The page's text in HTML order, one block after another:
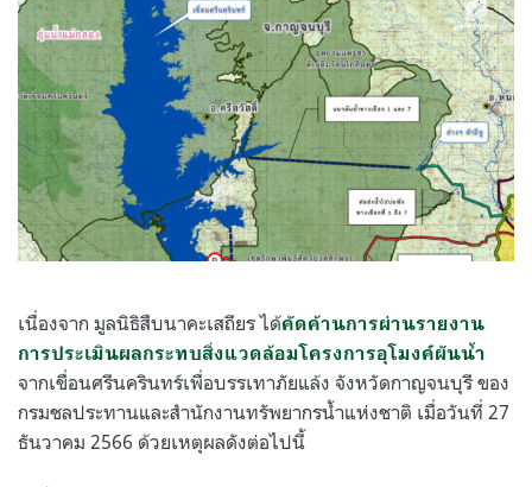
เนื่องจาก มูลนิธิสืบนาคะเสถียร ได้คัดค้านการผ่านรายงาน
การประเมินผลกระทบสิ่งแวดล้อมโครงการอุโมงค์ผันน้ำ
จากเขื่อนศรีนครินทร์เพื่อบรรเทาภัยแล้ง จังหวัดกาญจนบุรี ของ
กรมชลประทานและสำนักงานทรัพยากรน้ำแห่งชาติ เมื่อวันที่ 27
ธันวาคม 2566 ด้วยเหตุผลดังต่อไปนี้